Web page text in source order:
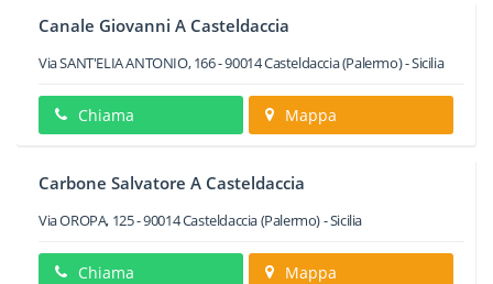
Canale Giovanni A Casteldaccia
Via SANT'ELIA ANTONIO, 166-90014Casteldaccia(Palermo) -Sicilia
Chiama Mappa
Carbone Salvatore A Casteldaccia
Via OROPA, 125-90014Casteldaccia(Palermo) -Sicilia
Chiama Mappa